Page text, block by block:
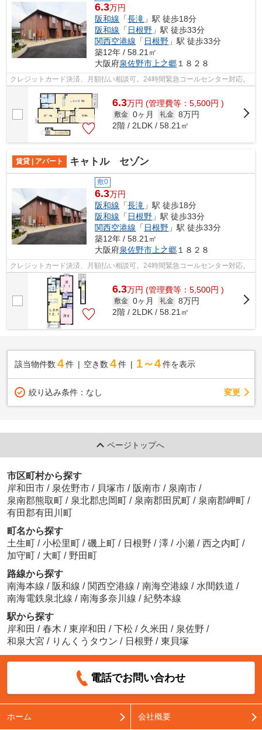
6.3万円
阪和線 「長滝 」駅 徒歩18分
阪和線 「 日根野 」駅 徒歩33分
関西空港線 「 日根野 」駅 徒歩33分
築12年 / 58.21㎡
大阪府泉佐野市 上之郷 １８２８
クレジットカード決済、月額払い相談可。24時間緊急コールセンター対応。
6.3万円 (管理費等：5,500円 )
敷金 0ヶ月 礼金 8万円
2階 / 2LDK / 58.21㎡
賃貸 | アパート キャトル セゾン
敷0
6.3万円
阪和線 「長滝 」駅 徒歩18分
阪和線 「 日根野 」駅 徒歩33分
関西空港線 「 日根野 」駅 徒歩33分
築12年 / 58.21㎡
大阪府泉佐野市 上之郷 １８２８
クレジットカード決済、月額払い相談可。24時間緊急コールセンター対応。
6.3万円 (管理費等：5,500円 )
敷金 0ヶ月 礼金 8万円
2階 / 2LDK / 58.21㎡
該当物件数 4件 空き数 4 件 1～4 件を表示
絞り込み条件： なし 変更
ページトップへ
市区町村から探す
岸和田市 / 泉佐野市 / 貝塚市 / 阪南市 / 泉南市 /
泉南郡熊取町 / 泉北郡忠岡町 / 泉南郡田尻町 / 泉南郡岬町 /
有田郡有田川町
町名から探す
土生町 / 小松里町 / 磯上町 / 日根野 / 澤 / 小瀬 / 西之内町 /
加守町 / 大町 / 野田町
路線から探す
南海本線 / 阪和線 / 関西空港線 / 南海空港線 / 水間鉄道 /
南海電鉄泉北線 / 南海多奈川線 / 紀勢本線
駅から探す
岸和田 / 春木 / 東岸和田 / 下松 / 久米田 / 泉佐野 /
和泉大宮 / りんくうタウン / 日根野 / 東貝塚
電話でお問い合わせ
ホーム 会社概要